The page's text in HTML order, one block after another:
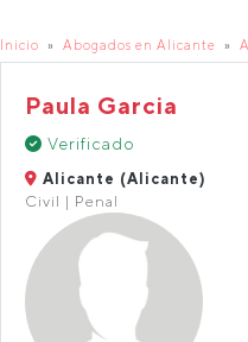
Inicio Abogados en Alicante
Paula Garcia
Verificado
Alicante (Alicante)
Civil | Penal